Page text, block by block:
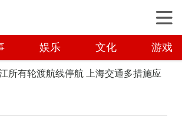
娱乐 文化 游戏
所有轮渡航线停航 上海交通多措施应